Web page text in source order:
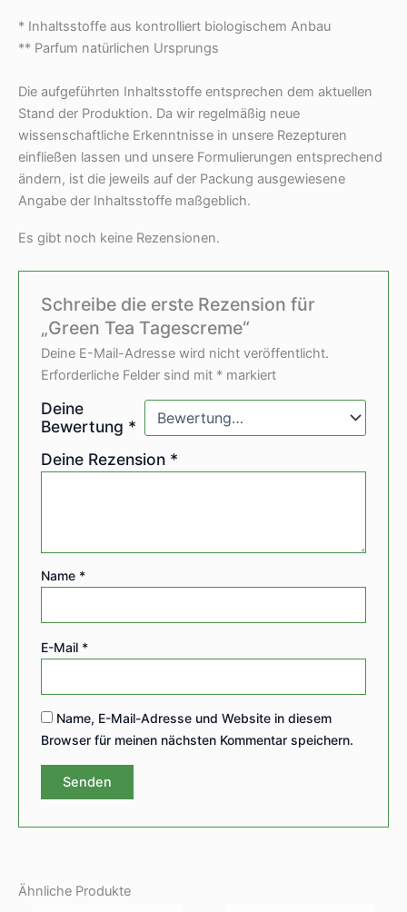
* Inhaltsstoffe aus kontrolliert biologischem Anbau
** Parfum natürlichen Ursprungs
Die aufgeführten Inhaltsstoffe entsprechen dem aktuellen
Stand der Produktion. Da wir regelmäßig neue
wissenschaftliche Erkenntnisse in unsere Rezepturen
einfließen lassen und unsere Formulierungen entsprechend
ändern, ist die jeweils auf der Packung ausgewiesene
Angabe der Inhaltsstoffe maßgeblich.
Es gibt noch keine Rezensionen.
Schreibe die erste Rezension für
„Green Tea Tagescreme“
Deine E-Mail-Adresse wird nicht veröffentlicht.
Erforderliche Felder sind mit * markiert
Deine
Bewertung *
Deine Rezension *
Name *
E-Mail *
Name, E-Mail-Adresse und Website in diesem
Browser für meinen nächsten Kommentar speichern.
Ähnliche Produkte